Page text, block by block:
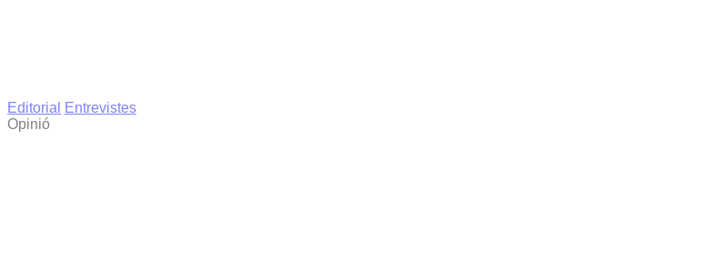
Editorial
Entrevistes
Opinió